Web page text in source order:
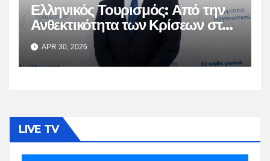
Ελληνικός Τουρισμός: Από την
Ανθεκτικότητα των Κρίσεων στη
Βιώσιμη Ωρίμαση
APR 30, 2026
LIVE TV